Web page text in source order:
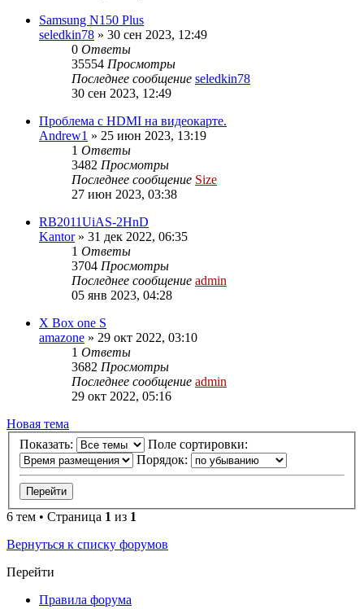
Samsung N150 Plus
seledkin78 » 30 сен 2023, 12:49
0 Ответы
35554 Просмотры
Последнее сообщение seledkin78
30 сен 2023, 12:49
Проблема с HDMI на видеокарте.
Andrew1 » 25 июн 2023, 13:19
1 Ответы
3482 Просмотры
Последнее сообщение Size
27 июн 2023, 03:38
RB2011UiAS-2HnD
Kantor» 31 дек 2022, 06:35
1 Ответы
3704 Просмотры
Последнее сообщение admin
05 янв 2023, 04:28
X Box one S
amazone » 29 окт 2022, 03:10
1 Ответы
3682 Просмотры
Последнее сообщение admin
29 окт 2022, 05:16
Новая
тема
Новая тема
Показать:
Поле сортировки:
Порядок:
6 тем • Страница 1 из 1
Вернуться к списку форумов
Перейти
Правила форума